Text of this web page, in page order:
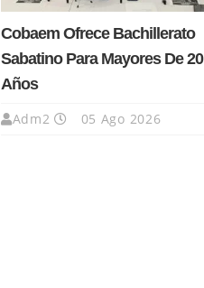
Cobaem Ofrece Bachillerato
Sabatino Para Mayores De 20
Años
Adm2 05 Ago 2026